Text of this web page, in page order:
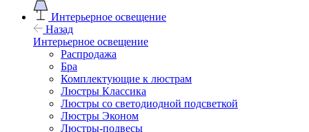
Интерьерное освещение
Назад
Интерьерное освещение
Распродажа
Бра
Комплектующие к люстрам
Люстры Классика
Люстры со светодиодной подсветкой
Люстры Эконом
Люстры-подвесы